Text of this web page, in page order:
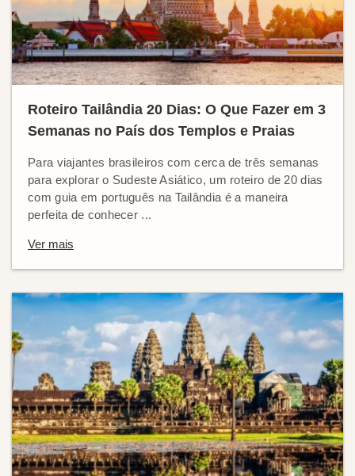
Roteiro Tailândia 20 Dias: O Que Fazer em 3
Semanas no País dos Templos e Praias
Para viajantes brasileiros com cerca de três semanas
para explorar o Sudeste Asiático, um roteiro de 20 dias
com guia em português na Tailândia é a maneira
perfeita de conhecer ...
Ver mais